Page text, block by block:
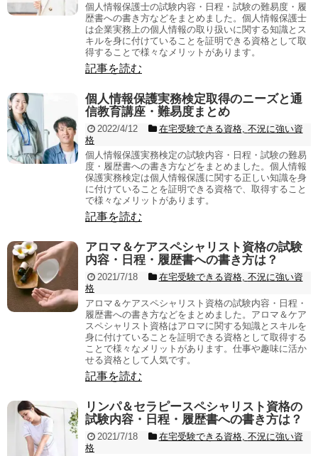
個人情報保護士の試験内容・日程・試験の難易度・履
歴書への書き方などをまとめました。個人情報保護士
は企業実務上の個人情報の取り扱いに関する知識とス
キルを身に付けていることを証明できる資格として取
得することで様々なメリットがあります。
記事を読む
個人情報保護実務検定取得のニーズと通
信教育講座・難易度まとめ
2022/4/12 在宅受験できる資格, 不況に強い資
格
個人情報保護実務検定の試験内容・日程・試験の難易
度・履歴書への書き方などをまとめました。個人情報
保護実務検定は個人情報保護に関する正しい知識を身
に付けていることを証明できる資格で、取得すること
で様々なメリットがあります。
記事を読む
アロマ＆ケアスペシャリスト資格の試験
内容・日程・履歴書への書き方は？
2021/7/18 在宅受験できる資格, 不況に強い資
格
アロマ＆ケアスペシャリスト資格の試験内容・日程・
履歴書への書き方などをまとめました。アロマ＆ケア
スペシャリスト資格はアロマに関する知識とスキルを
身に付けていることを証明できる資格として取得する
ことで様々なメリットがあります。仕事や趣味に活か
せる資格として人気です。
記事を読む
リンパ＆セラピースペシャリスト資格の
試験内容・日程・履歴書への書き方は？
2021/7/18 在宅受験できる資格, 不況に強い資
格